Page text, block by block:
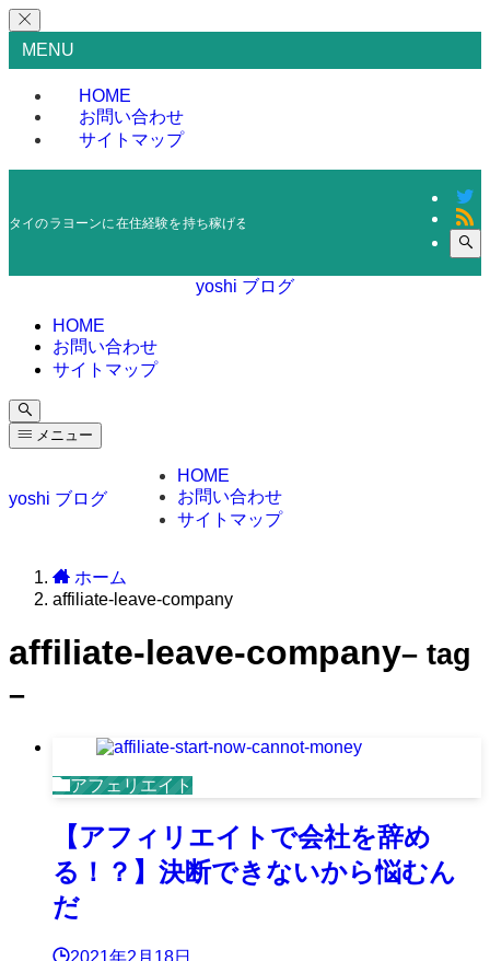
MENU
HOME
お問い合わせ
サイトマップ
タイのラヨーンに在住経験を持ち稼げる情報を発信しているブログです。０か
yoshi ブログ
HOME
お問い合わせ
サイトマップ
メニュー
yoshi ブログ
HOME
お問い合わせ
サイトマップ
ホーム
affiliate-leave-company
affiliate-leave-company– tag
–
アフェリエイト
【アフィリエイトで会社を辞め
る！？】決断できないから悩むん
だ
2021年2月18日